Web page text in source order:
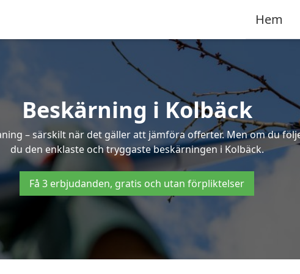
Hem
Beskärning i Kolbäck
– särskilt när det gäller att jämföra offerter. Men om du
du den enklaste och tryggaste beskärningen i Kolbäck.
Få 3 erbjudanden, gratis och utan förpliktelser